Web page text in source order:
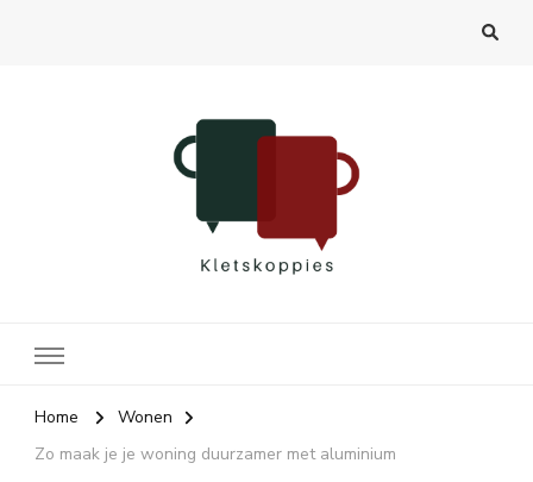
Home
Wonen
Zo maak je je woning duurzamer met aluminium